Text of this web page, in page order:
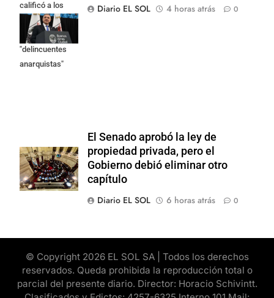
calificó a los
responsables
como
"delincuentes
anarquistas"
Diario EL SOL
4 horas atrás 0
El Senado aprobó la ley de
propiedad privada, pero el
Gobierno debió eliminar otro
capítulo
Diario EL SOL
6 horas atrás 0
© Copyright 2026 EL SOL SA | Todos los derechos
reservados. Queda prohibida la reproducción total o
parcial del presente diario. Director: Horacio Schivintt.